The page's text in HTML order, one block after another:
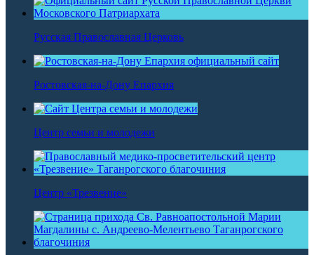
Русская Православная Церковь
Ростовская-на-Дону Епархия
Центр семьи и молодежи
Центр «Трезвение»